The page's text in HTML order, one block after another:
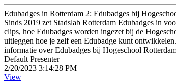
Edubadges in Rotterdam 2: Edubadges bij
Sinds 2019 zet Stadslab Rotterdam Edubadges in
clips, hoe Edubadges worden ingezet bij de
uitleggen hoe je zelf een Edubadge kunt
informatie over Edubadges bij Hogeschool
Default Presenter
2/20/2023 3:14:28 PM
View